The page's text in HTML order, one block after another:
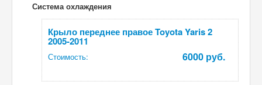
Система охлаждения
Крыло переднее правое Toyota Yaris 2
2005-2011
Стоимость: 6000 руб.